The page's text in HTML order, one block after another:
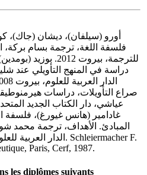
أورو (سيلفان)، ديشان (جاك)،
فلسفة اللغة، ترجمة بسام بركة،
للترجمة، بيروت 2012.
دراسة في المنهج التأويلي عند
صراع التأويلات، دراسات
غادامير (هانس غيورغ)، فلسفة
Paris, Cerf, 1987.
les diplômes suivants